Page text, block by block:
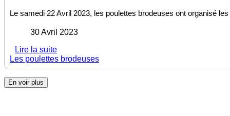
Le samedi 22 Avril 2023, les poulettes brodeuses ont organisé
30 Avril 2023
Lire la suite
Les poulettes brodeuses
En voir plus